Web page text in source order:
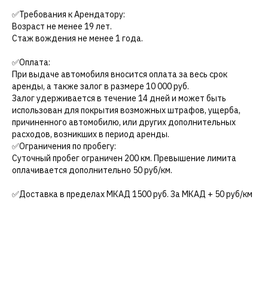
✅Требования к Арендатору:
Возраст не менее 19 лет.
Стаж вождения не менее 1 года.
✅Оплата:
При выдаче автомобиля вносится оплата за весь срок
аренды, а также залог в размере 10 000 руб.
Залог удерживается в течение 14 дней и может быть
использован для покрытия возможных штрафов, ущерба,
причиненного автомобилю, или других дополнительных
расходов, возникших в период аренды.
✅Ограничения по пробегу:
Суточный пробег ограничен 200 км. Превышение лимита
оплачивается дополнительно 50 руб/км.
✅Доставка в пределах MКАД 1500 руб. За МКАД + 50 руб/км